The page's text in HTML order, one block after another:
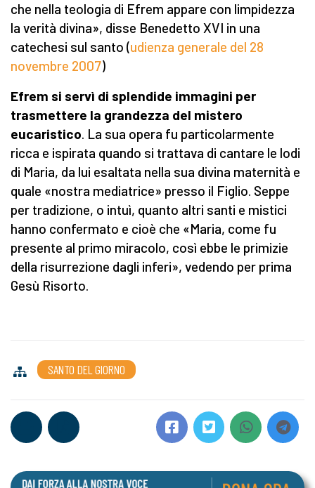
che nella teologia di Efrem appare con limpidezza
la verità divina», disse Benedetto XVI in una
catechesi sul santo (udienza generale del 28
novembre 2007)
Efrem si servì di splendide immagini per
trasmettere la grandezza del mistero
eucaristico. La sua opera fu particolarmente
ricca e ispirata quando si trattava di cantare le lodi
di Maria, da lui esaltata nella sua divina maternità e
quale «nostra mediatrice» presso il Figlio. Seppe
per tradizione, o intuì, quanto altri santi e mistici
hanno confermato e cioè che «Maria, come fu
presente al primo miracolo, così ebbe le primizie
della risurrezione dagli inferi», vedendo per prima
Gesù Risorto.
SANTO DEL GIORNO